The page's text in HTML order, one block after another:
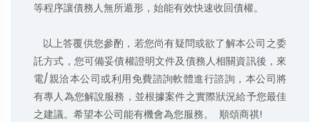
等程序讓債務人無所遁形，始能有效快速收回債權。
託方式，您可備妥債權證明文件及債務人相關資訊後，來
電/親洽本公司或利用免費諮詢軟體進行諮詢，本公司將
有專人為您解說服務，並根據案件之實際狀況給予您最佳
之建議。希望本公司能有機會為您服務。  順頌商祺!